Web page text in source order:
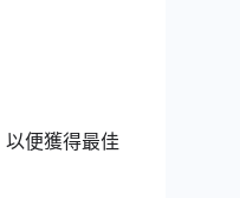
便獲得最佳